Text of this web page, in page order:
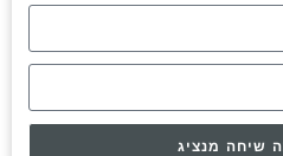
שיחה מנציג